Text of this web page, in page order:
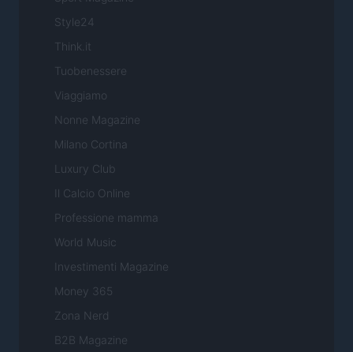
Style24
Think.it
Tuobenessere
Viaggiamo
Nonne Magazine
Milano Cortina
Luxury Club
Il Calcio Online
Professione mamma
World Music
Investimenti Magazine
Money 365
Zona Nerd
B2B Magazine